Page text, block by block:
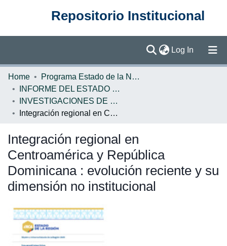
Repositorio Institucional
Log In (current)
Communities & Collections
Statistics
Home
Programa Estado de la Nación (PEN)
INFORME DEL ESTADO DE LA REGION
INVESTIGACIONES DE BASE ERCA
Integración regional en Centroamérica y República Dominicana : evolución reciente y su dimensión no institucional
Integración regional en
Centroamérica y República
Dominicana : evolución reciente y su
dimensión no institucional